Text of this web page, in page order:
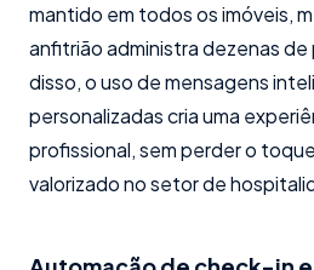
mantido em todos os imóveis,
anfitrião administra dezenas
disso, o uso de mensagens
personalizadas cria uma
profissional, sem perder o
valorizado no setor de